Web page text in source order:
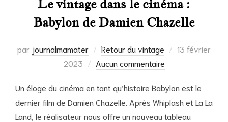
Le vintage dans le cinéma :
Babylon de Damien Chazelle
par journalmamater Retour du vintage
Publié
13 février
2023
Aucun commentaire
Un éloge du cinéma en tant qu’histoire Babylon est le
dernier film de Damien Chazelle. Après Whiplash et La La
Land, le réalisateur nous offre un nouveau tableau